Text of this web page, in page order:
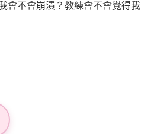
會不會崩潰？教練會不會覺得我